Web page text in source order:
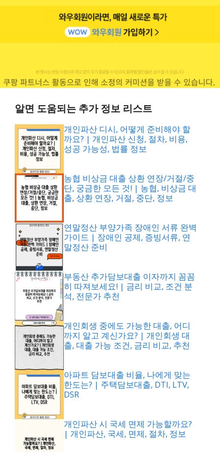
알면 도움되는 추가 정보 리스트
개인파산 디시, 어떻게 준비해야 할
까요? | 개인파산 신청, 절차, 비용,
성공 가능성, 법률 정보
농협 비상금 대출 상환 연장/거절/중
단, 궁금한 모든 것! | 농협, 비상금 대
출, 상환 연장, 거절, 중단, 정보
연말정산 부양가족 장애인 서류 완벽
가이드 | 장애인 공제, 증빙서류, 연
말정산 준비
부동산 추가담보대출 이자까지 꼼꼼
히 따져보세요! | 금리 비교, 조건 분
석, 전문가 추천
개인회생 중에도 가능한 대출, 어디
까지 알고 계신가요? | 개인회생 대
출, 대출 가능 조건, 금리 비교, 추천
아파트 담보대출 비율, 나에게 맞는
한도는? | 주택담보대출, DTI, LTV,
DSR
개인파산 시 국세 면제 가능할까요?
| 개인파산, 국세, 면제, 절차, 정보